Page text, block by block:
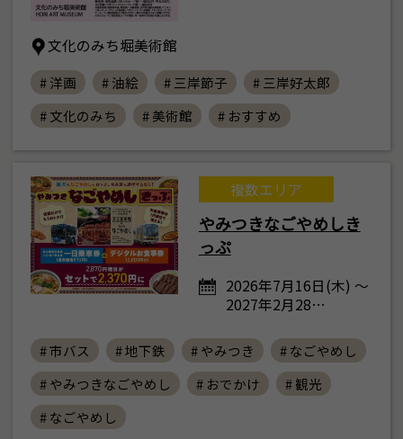
文化のみち堀美術館
# 洋画 # 油絵 # 三岸節子
# 三岸好太郎
# 文化のみち
# 美術館 # おすすめ
複数エリア
やみつきなごやめしき
っぷ
2026年7月16日(木) ～
2027年2月28…
# 市バス # 地下鉄 # やみつき
# なごやめし
# やみつきなごやめし
# おでかけ
# 観光
# なごやめし